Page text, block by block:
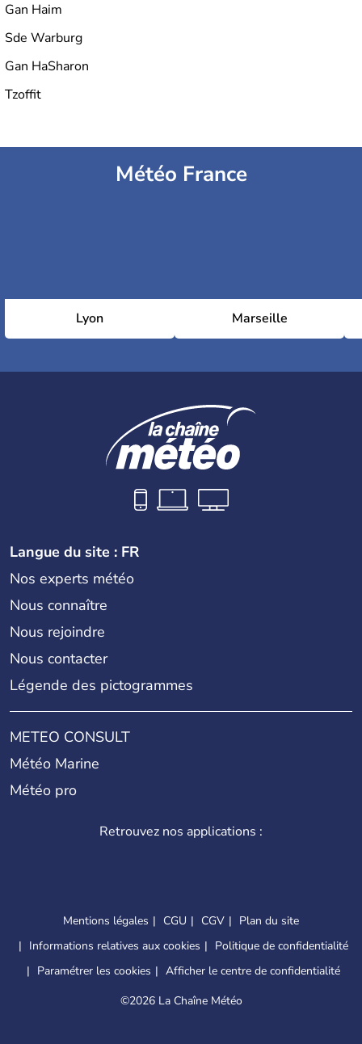
Gan Haim
Sde Warburg
Gan HaSharon
Tzoffit
Météo France
Lyon Marseille
Langue du site : FR
Nos experts météo
Nous connaître
Nous rejoindre
Nous contacter
Légende des pictogrammes
METEO CONSULT
Météo Marine
Météo pro
Retrouvez nos applications :
Mentions légales CGU CGV
Plan du site
Informations relatives aux cookies
Politique de confidentialité
Paramétrer les cookies
Afficher le centre de confidentialité
©2026 La Chaîne Météo